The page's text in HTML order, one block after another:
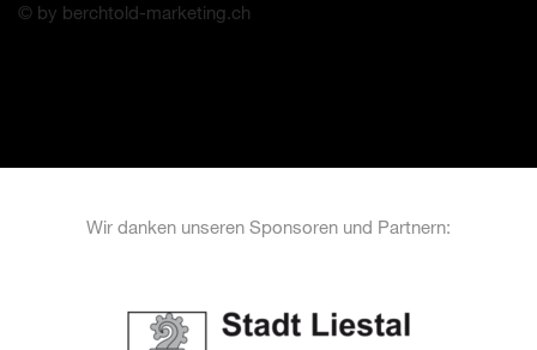
© by berchtold-marketing.ch
Wir danken unseren Sponsoren und Partnern: